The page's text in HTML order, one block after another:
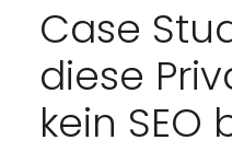
Case
diese
kein SEO